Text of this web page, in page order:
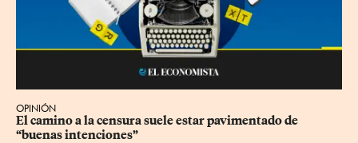
OPINIÓN
El camino a la censura suele estar pavimentado de
“buenas intenciones”